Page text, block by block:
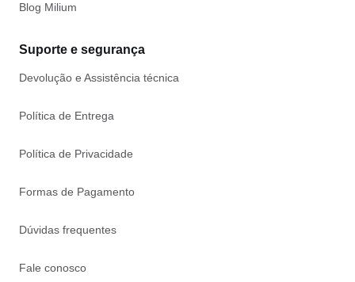
Blog Milium
Suporte e segurança
Devolução e Assistência técnica
Política de Entrega
Política de Privacidade
Formas de Pagamento
Dúvidas frequentes
Fale conosco